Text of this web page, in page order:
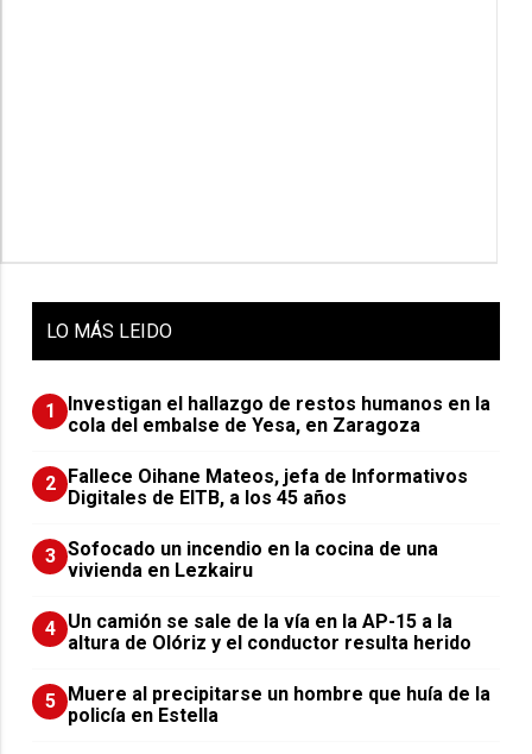
LO MÁS LEIDO
1
Investigan el hallazgo de restos humanos en la
cola del embalse de Yesa, en Zaragoza
2 Fallece Oihane Mateos, jefa de Informativos
Digitales de EITB, a los 45 años
3 Sofocado un incendio en la cocina de una
vivienda en Lezkairu
4 Un camión se sale de la vía en la AP-15 a la
altura de Olóriz y el conductor resulta herido
5 Muere al precipitarse un hombre que huía de la
policía en Estella